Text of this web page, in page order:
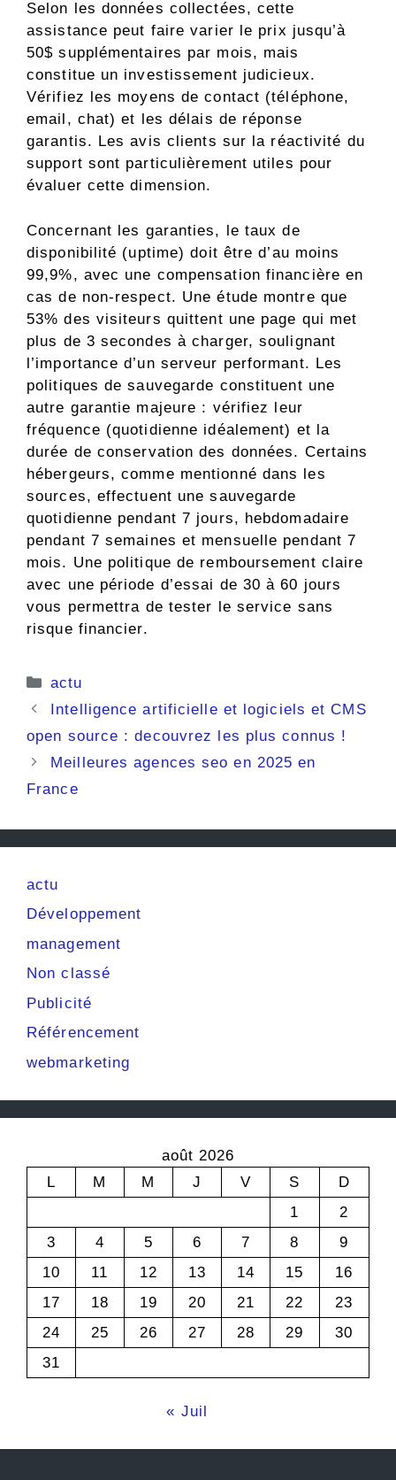
Selon les données collectées, cette
assistance peut faire varier le prix jusqu’à
50$ supplémentaires par mois, mais
constitue un investissement judicieux.
Vérifiez les moyens de contact (téléphone,
email, chat) et les délais de réponse
garantis. Les avis clients sur la réactivité du
support sont particulièrement utiles pour
évaluer cette dimension.
Concernant les garanties, le taux de
disponibilité (uptime) doit être d’au moins
99,9%, avec une compensation financière en
cas de non-respect. Une étude montre que
53% des visiteurs quittent une page qui met
plus de 3 secondes à charger, soulignant
l’importance d’un serveur performant. Les
politiques de sauvegarde constituent une
autre garantie majeure : vérifiez leur
fréquence (quotidienne idéalement) et la
durée de conservation des données. Certains
hébergeurs, comme mentionné dans les
sources, effectuent une sauvegarde
quotidienne pendant 7 jours, hebdomadaire
pendant 7 semaines et mensuelle pendant 7
mois. Une politique de remboursement claire
avec une période d’essai de 30 à 60 jours
vous permettra de tester le service sans
risque financier.
Catégories
actu
Intelligence artificielle et logiciels et CMS
open source : decouvrez les plus connus !
Meilleures agences seo en 2025 en
France
actu
Développement
management
Non classé
Publicité
Référencement
webmarketing
août 2026
L
M M J V S
D
1
2
3
4 5 6 7 8
9
10
11 12 13 14 15
16
17
18 19 20 21 22
23
24
25 26 27 28 29
30
31
« Juil